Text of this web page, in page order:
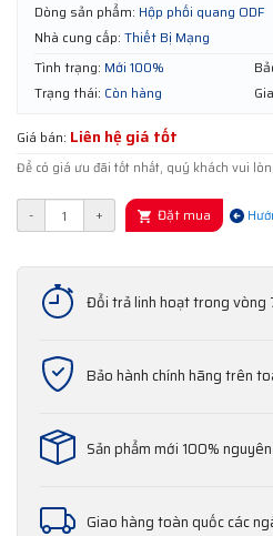
Dòng sản phẩm: Hộp phối quang ODF
Nhà cung cấp: Thiết Bị Mạng
Tình trạng: Mới 100%
Trạng thái: Còn hàng
Giá bán: Liên hệ giá tốt
Để có giá ưu đãi tốt nhất, quý khách vui
- + Đặt mua
Đổi trả linh hoạt trong vòng
Bảo hành chính hãng trên
Sản phẩm mới 100%
Giao hàng toàn quốc các